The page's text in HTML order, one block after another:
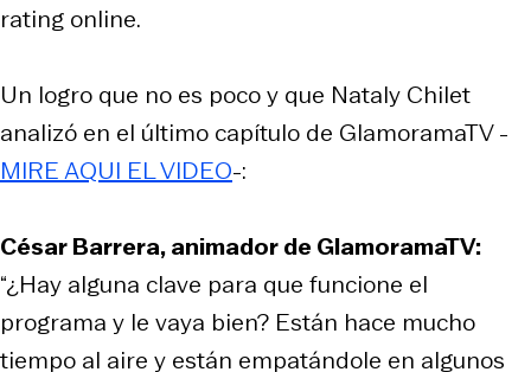
rating online.
Un logro que no es poco y que Nataly Chilet
analizó en el último capítulo de GlamoramaTV -
MIRE AQUI EL VIDEO-:
César Barrera, animador de GlamoramaTV:
“¿Hay alguna clave para que funcione el
programa y le vaya bien? Están hace mucho
tiempo al aire y están empatándole en algunos